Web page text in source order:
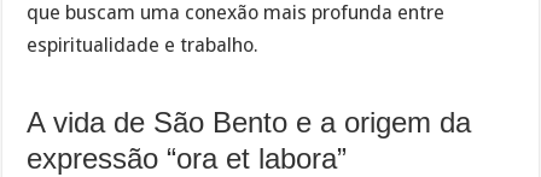
que buscam uma conexão mais profunda entre
espiritualidade e trabalho.
A vida de São Bento e a origem da
expressão “ora et labora”